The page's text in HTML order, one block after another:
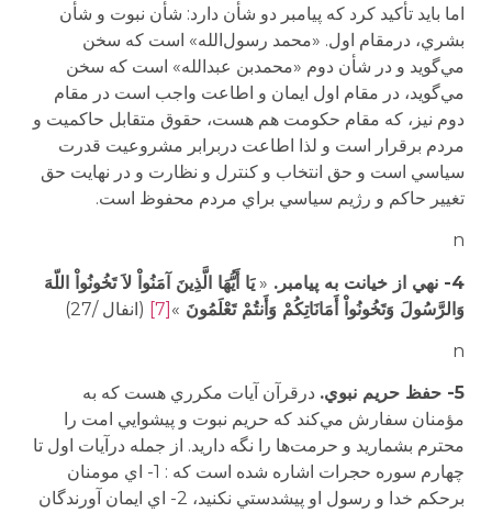
اما بايد تأكيد كرد كه پيامبر دو شأن دارد: شأن نبوت و شأن
بشري، درمقام اول. «محمد رسول‌الله» است كه سخن
مي‌گويد و در شأن دوم «محمد‌بن عبدالله» است كه سخن
مي‌گويد، در مقام اول ايمان و اطاعت واجب است در مقام
دوم نيز، كه مقام حكومت هم هست، حقوق متقابل حاكميت و
مردم برقرار است و لذا اطاعت دربرابر مشروعيت قدرت
سياسي است و حق انتخاب و كنترل و نظارت و در نهايت حق
تغيير حاكم و رژيم سياسي براي مردم محفوظ است.
n
4- نهي از خيانت به پيامبر. «يَا أَيُّهَا الَّذِينَ آمَنُواْ لاَ تَخُونُواْ اللّهَ
وَالرَّسُولَ وَتَخُونُواْ أَمَانَاتِكُمْ وَأَنتُمْ تَعْلَمُونَ »
[7] (انفال /27)
n
5- حفظ حريم نبوي.
درقرآن آيات مكرري هست كه به
مؤمنان سفارش مي‌كند كه حريم نبوت و پيشوايي امت را
محترم بشماريد و حرمت‌‌ها را نگه داريد. از جمله درآيات اول تا
چهارم سوره حجرات اشاره شده است كه : 1- اي مومنان
برحكم خدا و رسول او پيشدستي نكنيد، 2- اي ايمان آورندگان